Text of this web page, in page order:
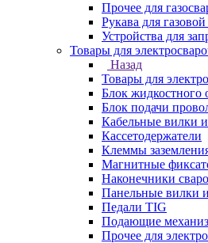
Прочее для
Рукава для
Устройства для
Товары для
Назад
Товары для
Блок жидкостного
Блок подачи
Кабельные вилки и
Кассетодержатели
Клеммы
Магнитные
Наконечники
Панельные вилки
Педали TIG
Подающие
Прочее для